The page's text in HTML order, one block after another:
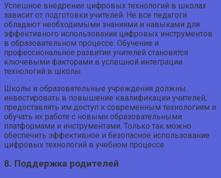
Успешное внедрение цифровых технологий в школах
зависит от подготовки учителей. Не все педагоги
обладают необходимыми знаниями и навыками для
эффективного использования цифровых инструментов
в образовательном процессе. Обучение и
профессиональное развитие учителей становятся
ключевыми факторами в успешной интеграции
технологий в школы.
Школы и образовательные учреждения должны
инвестировать в повышение квалификации учителей,
предоставлять им доступ к современным технологиям и
обучать их работе с новыми образовательными
платформами и инструментами. Только так можно
обеспечить эффективное и безопасное использование
цифровых технологий в учебном процессе.
8. Поддержка родителей